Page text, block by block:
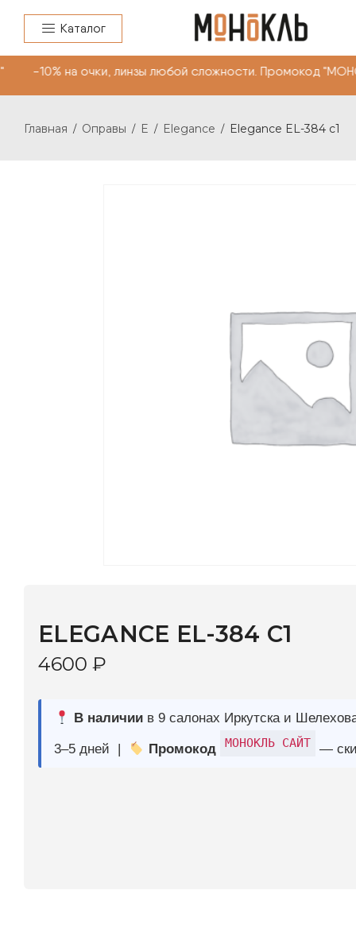
Каталог
на очки, линзы любой сложности.
Главная / Оправы / E / Elegance / Elegance EL-384 c1
3–5 дней | Промокод — скидка 10%